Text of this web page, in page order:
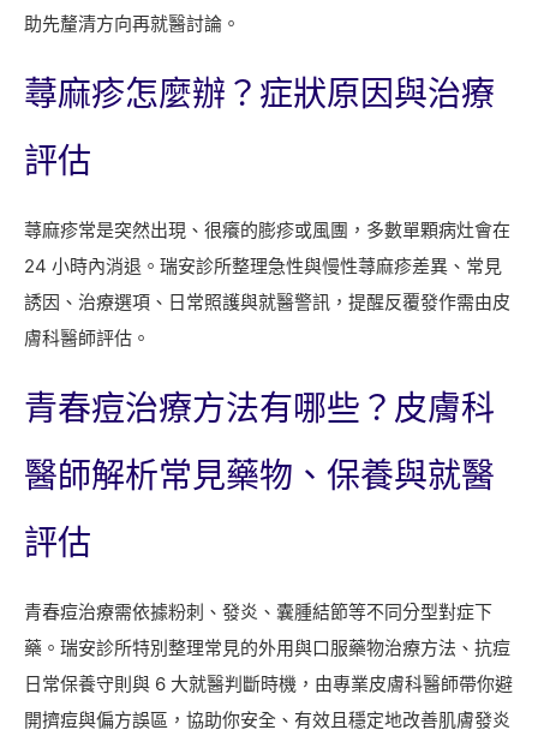
助先釐清方向再就醫討論。
蕁麻疹怎麼辦？症狀原因與治療
評估
蕁麻疹常是突然出現、很癢的膨疹或風團，多數單顆病灶會在
24 小時內消退。瑞安診所整理急性與慢性蕁麻疹差異、常見
誘因、治療選項、日常照護與就醫警訊，提醒反覆發作需由皮
膚科醫師評估。
青春痘治療方法有哪些？皮膚科
醫師解析常見藥物、保養與就醫
評估
青春痘治療需依據粉刺、發炎、囊腫結節等不同分型對症下
藥。瑞安診所特別整理常見的外用與口服藥物治療方法、抗痘
日常保養守則與 6 大就醫判斷時機，由專業皮膚科醫師帶你避
開擠痘與偏方誤區，協助你安全、有效且穩定地改善肌膚發炎